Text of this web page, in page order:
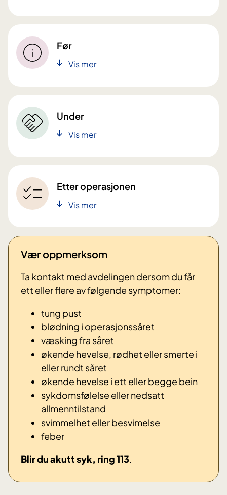
Før
Vis mer
Under
Vis mer
Etter operasjonen
Vis mer
Vær oppmerksom
Ta kontakt med avdelingen dersom du får
ett eller flere av følgende symptomer:
tung pust
blødning i operasjonssåret
væsking fra såret
økende hevelse, rødhet eller smerte i
eller rundt såret
økende hevelse i ett eller begge bein
sykdomsfølelse eller nedsatt
allmenntilstand
svimmelhet eller besvimelse
feber
Blir du akutt syk, ring 113.